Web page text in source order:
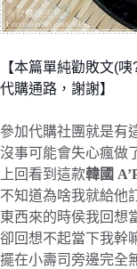
【本篇單純勸敗文(
代購通路，謝謝】
參加代購社團就是有
沒事可能會失心瘋做
上回看到這款韓國
不知道為啥我就給他
東西來的時侯我回想
卻回想不起當下我幹
擺在小壽司旁邊完全